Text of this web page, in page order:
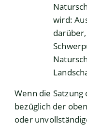
wird:
Wenn die
bezüglich der
oder